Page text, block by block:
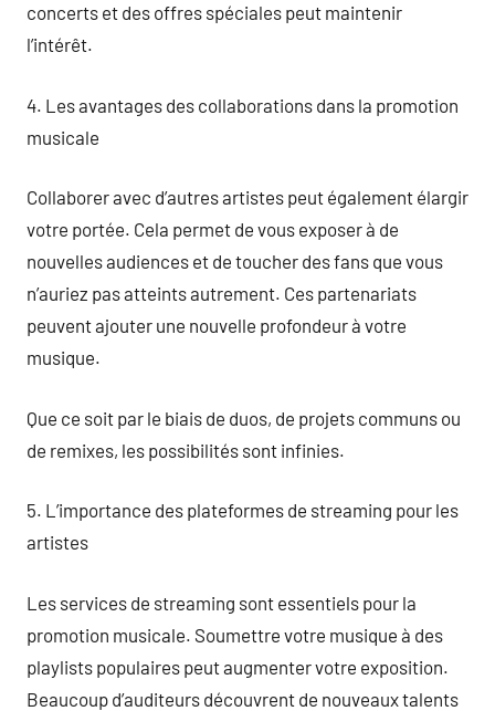
concerts et des offres spéciales peut maintenir
l’intérêt.
4. Les avantages des collaborations dans la promotion
musicale
Collaborer avec d’autres artistes peut également élargir
votre portée. Cela permet de vous exposer à de
nouvelles audiences et de toucher des fans que vous
n’auriez pas atteints autrement. Ces partenariats
peuvent ajouter une nouvelle profondeur à votre
musique.
Que ce soit par le biais de duos, de projets communs ou
de remixes, les possibilités sont infinies.
5. L’importance des plateformes de streaming pour les
artistes
Les services de streaming sont essentiels pour la
promotion musicale. Soumettre votre musique à des
playlists populaires peut augmenter votre exposition.
Beaucoup d’auditeurs découvrent de nouveaux talents